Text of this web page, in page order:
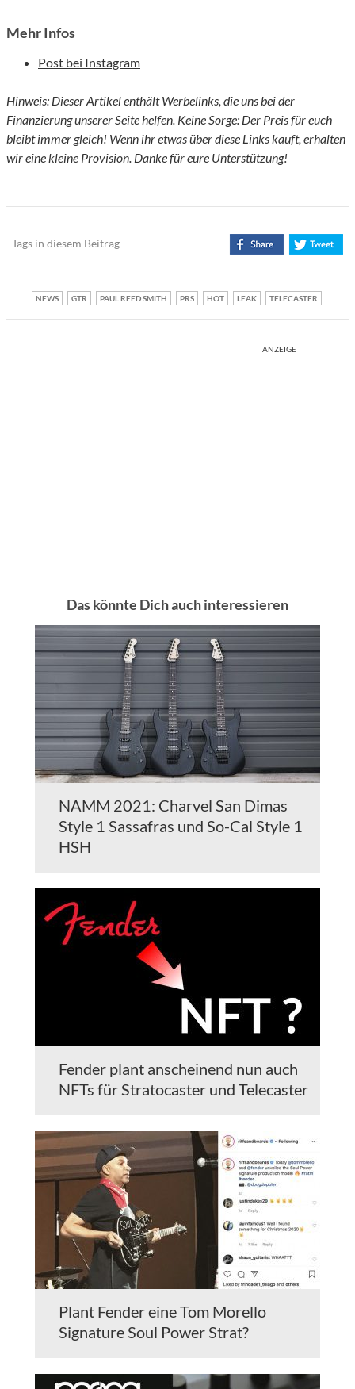
Mehr Infos
Post bei Instagram
Hinweis: Dieser Artikel enthält Werbelinks, die uns bei der
Finanzierung unserer Seite helfen. Keine Sorge: Der Preis für euch
bleibt immer gleich! Wenn ihr etwas über diese Links kauft, erhalten
wir eine kleine Provision. Danke für eure Unterstützung!
Tags in diesem Beitrag
NEWS GTR PAUL REED SMITH PRS HOT LEAK TELECASTER
ANZEIGE
Das könnte Dich auch interessieren
NAMM 2021: Charvel San Dimas
Style 1 Sassafras und So-Cal Style 1
HSH
Fender plant anscheinend nun auch
NFTs für Stratocaster und Telecaster
Plant Fender eine Tom Morello
Signature Soul Power Strat?